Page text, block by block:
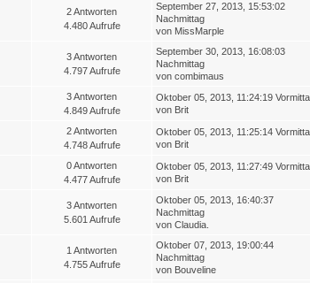
2 Antworten
4.480 Aufrufe
September 27, 2013, 15:53:02
Nachmittag
von MissMarple
3 Antworten
4.797 Aufrufe
September 30, 2013, 16:08:03
Nachmittag
von combimaus
3 Antworten
4.849 Aufrufe
Oktober 05, 2013, 11:24:19
von Brit
2 Antworten
4.748 Aufrufe
Oktober 05, 2013, 11:25:14
von Brit
0 Antworten
4.477 Aufrufe
Oktober 05, 2013, 11:27:49
von Brit
3 Antworten
5.601 Aufrufe
Oktober 05, 2013, 16:40:37
Nachmittag
von Claudia.
1 Antworten
4.755 Aufrufe
Oktober 07, 2013, 19:00:44
Nachmittag
von Bouveline